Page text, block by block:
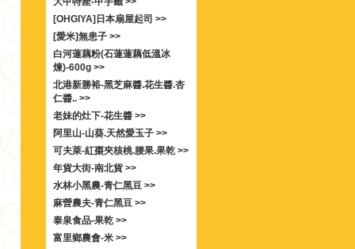
[OHGIYA]日本扇屋起司 >>
[愛米]無患子 >>
白河蓮藕粉(石蓮蓮藕低溫冰
煉)-600g >>
北港新勝裕-黑芝麻醬.花生醬.杏
仁醬.. >>
老妹的灶下-花生醬 >>
阿里山-山葵.天然愛玉子 >>
可夫萊-紅棗夾核桃.腰果.果乾 >>
年貨大街-南北貨 >>
水林小黑農-青仁黑豆 >>
麻營農夫-青仁黑豆 >>
泰泉食品-果乾 >>
富里鄉農會-米 >>